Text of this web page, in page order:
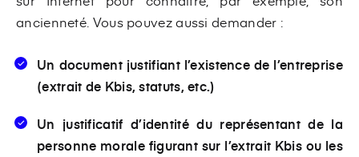
ancienneté. Vous pouvez aussi demander :
Un document justifiant l’existence de l’entreprise
(extrait de Kbis, statuts, etc.)
Un justificatif d’identité du représentant de la
personne morale figurant sur l’extrait Kbis ou les